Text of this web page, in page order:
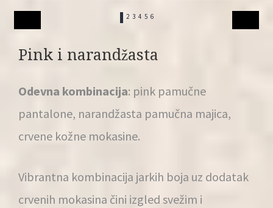
2 3 4 5 6
Pink i narandžasta
Odevna kombinacija: pink pamučne
pantalone, narandžasta pamučna majica,
crvene kožne mokasine.
Vibrantna kombinacija jarkih boja uz dodatak
crvenih mokasina čini izgled svežim i